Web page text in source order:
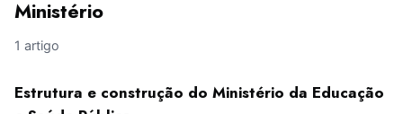
Ministério
1 artigo
Estrutura e construção do Ministério da Educação